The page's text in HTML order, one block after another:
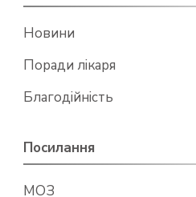
Новини
Поради лікаря
Благодійність
Посилання
МОЗ